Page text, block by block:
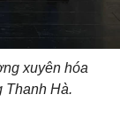
xuyên hóa
Thanh Hà.